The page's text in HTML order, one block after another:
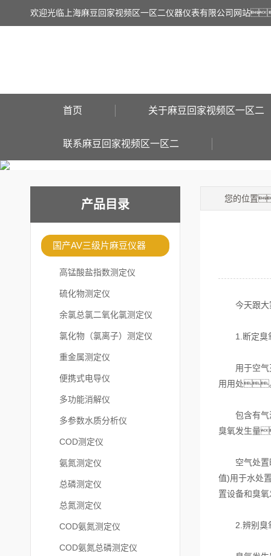
欢迎光临上海麻豆回家视频区一区二仪器仪表有限公司网站
首页 关于麻豆回家视频区一区二
联系麻豆回家视频区一区二
产品目录
国产AV三级片麻豆仪器
高锰酸盐指数测定仪
硫化物测定仪
余氯总氯二氧化氯测定仪
氯化物（氯离子）测定仪
重金属测定仪
便携式电导仪
多功能消解仪
多参数水质分析仪
COD测定仪
氨氮测定仪
总磷测定仪
总氮测定仪
COD氨氮测定仪
COD氨氮总磷测定仪
您的位
今天跟大
1.断定臭氧
用于空气灭
用用处
包含有气
臭氧发生量
空气处置
值)用于水处
置设备和臭
2.辨别臭